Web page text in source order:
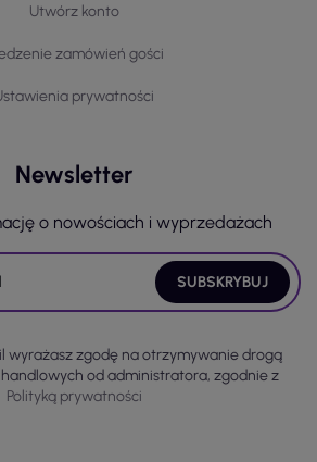
Utwórz konto
zamówień gości
prywatności
Newsletter
o nowościach i wyprzedażach
wyrażasz zgodę na otrzymywanie drogą
od administratora, zgodnie z
Polityką prywatności